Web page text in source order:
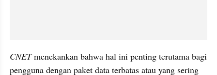
CNET menekankan bahwa hal ini penting terutama bagi
pengguna dengan paket data terbatas atau yang sering